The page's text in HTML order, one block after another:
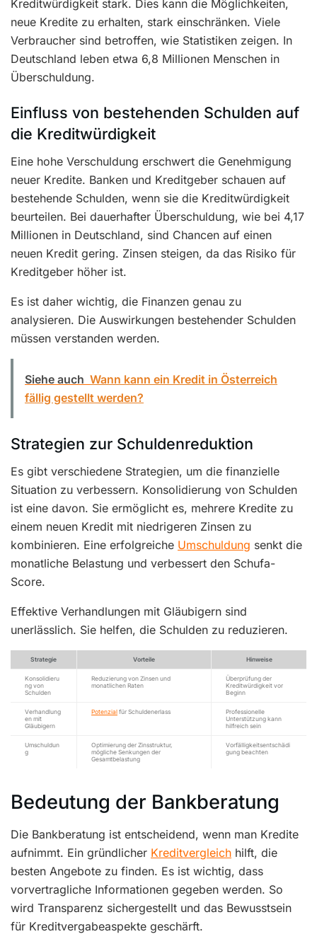
Kreditwürdigkeit stark. Dies kann die Möglichkeiten,
neue Kredite zu erhalten, stark einschränken. Viele
Verbraucher sind betroffen, wie Statistiken zeigen. In
Deutschland leben etwa 6,8 Millionen Menschen in
Überschuldung.
Einfluss von bestehenden Schulden auf
die Kreditwürdigkeit
Eine hohe Verschuldung erschwert die Genehmigung
neuer Kredite. Banken und Kreditgeber schauen auf
bestehende Schulden, wenn sie die Kreditwürdigkeit
beurteilen. Bei dauerhafter Überschuldung, wie bei 4,17
Millionen in Deutschland, sind Chancen auf einen
neuen Kredit gering. Zinsen steigen, da das Risiko für
Kreditgeber höher ist.
Es ist daher wichtig, die Finanzen genau zu
analysieren. Die Auswirkungen bestehender Schulden
müssen verstanden werden.
Siehe auch Wann kann ein Kredit in Österreich
fällig gestellt werden?
Strategien zur Schuldenreduktion
Es gibt verschiedene Strategien, um die finanzielle
Situation zu verbessern. Konsolidierung von Schulden
ist eine davon. Sie ermöglicht es, mehrere Kredite zu
einem neuen Kredit mit niedrigeren Zinsen zu
kombinieren. Eine erfolgreiche Umschuldung senkt die
monatliche Belastung und verbessert den Schufa-
Score.
Effektive Verhandlungen mit Gläubigern sind
unerlässlich. Sie helfen, die Schulden zu reduzieren.
Strategie Vorteile Hinweise
Konsolidieru
ng von
Schulden
Reduzierung von Zinsen und
monatlichen Raten
Überprüfung der
Kreditwürdigkeit vor
Beginn
Verhandlung
en mit
Gläubigern
Potenzial für Schuldenerlass
Professionelle
Unterstützung kann
hilfreich sein
Umschuldun
g
Optimierung der Zinsstruktur,
mögliche Senkungen der
Gesamtbelastung
Vorfälligkeitsentschädi
gung beachten
Bedeutung der Bankberatung
Die Bankberatung ist entscheidend, wenn man Kredite
aufnimmt. Ein gründlicher Kreditvergleich hilft, die
besten Angebote zu finden. Es ist wichtig, dass
vorvertragliche Informationen gegeben werden. So
wird Transparenz sichergestellt und das Bewusstsein
für Kreditvergabeaspekte geschärft.